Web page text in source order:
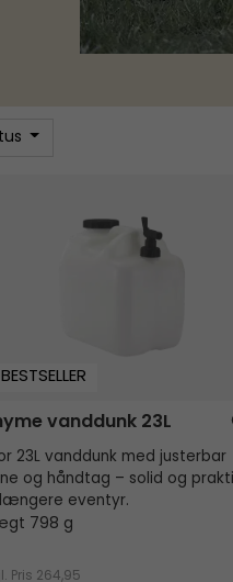
BESTSELLER
vanddunk 23L
23L vanddunk med justerbar
og håndtag – solid og
eventyr.
798 g
Pris 264,95